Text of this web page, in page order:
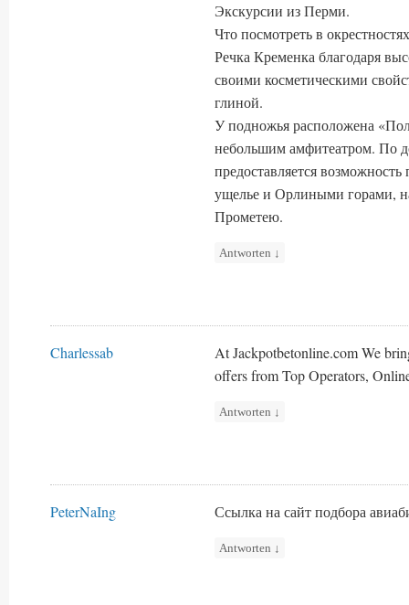
Экскурсии из Перми.
Что посмотреть в
Речка Кременка благодаря
своими косметическими
глиной.
У подножья расположена
небольшим амфитеатром. По
предоставляется
ущелье и Орлиными горами,
Прометею.
Antworten ↓
Charlessab
At Jackpotbetonline.com We
offers from Top Operators,
Antworten ↓
PeterNaIng Ссылка на сайт подбора
Antworten ↓